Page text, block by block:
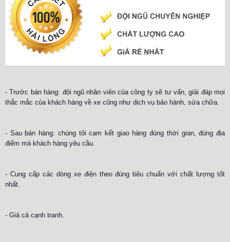
- Trước bán hàng: đội ngũ nhân viên của công ty sẽ tư vấn, giải đáp mọi
thắc mắc của khách hàng về xe cũng như dịch vụ bảo hành, sửa chữa.
- Sau bán hàng: chúng tôi cam kết giao hàng đúng thời gian, đúng địa
điểm mà khách hàng yêu cầu.
- Cung cấp các dòng xe điện theo đúng tiêu chuẩn với chất lượng tốt
nhất.
- Giá cả cạnh tranh.